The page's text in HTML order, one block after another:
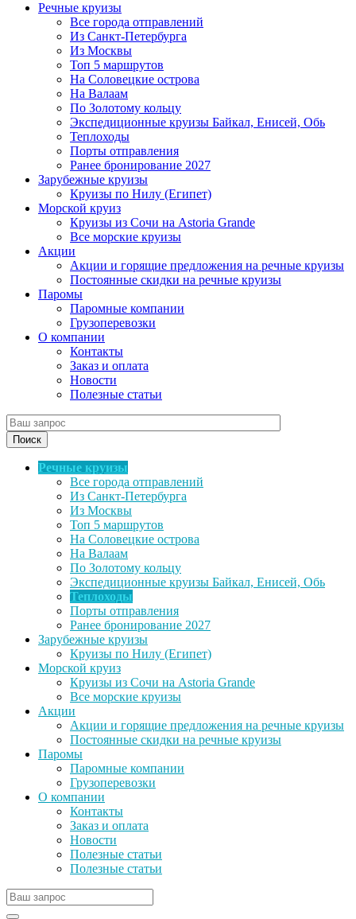
Речные круизы
Все города отправлений
Из Санкт-Петербурга
Из Москвы
Топ 5 маршрутов
На Соловецкие острова
На Валаам
По Золотому кольцу
Экспедиционные круизы Байкал, Енисей, Обь
Теплоходы
Порты отправления
Ранее бронирование 2027
Зарубежные круизы
Круизы по Нилу (Египет)
Морской круиз
Круизы из Сочи на Astoria Grande
Все морские круизы
Акции
Акции и горящие предложения на речные круизы
Постоянные скидки на речные круизы
Паромы
Паромные компании
Грузоперевозки
О компании
Контакты
Заказ и оплата
Новости
Полезные статьи
Поиск
Речные круизы
Все города отправлений
Из Санкт-Петербурга
Из Москвы
Топ 5 маршрутов
На Соловецкие острова
На Валаам
По Золотому кольцу
Экспедиционные круизы Байкал, Енисей, Обь
Теплоходы
Порты отправления
Ранее бронирование 2027
Зарубежные круизы
Круизы по Нилу (Египет)
Морской круиз
Круизы из Сочи на Astoria Grande
Все морские круизы
Акции
Акции и горящие предложения на речные круизы
Постоянные скидки на речные круизы
Паромы
Паромные компании
Грузоперевозки
О компании
Контакты
Заказ и оплата
Новости
Полезные статьи
Полезные статьи